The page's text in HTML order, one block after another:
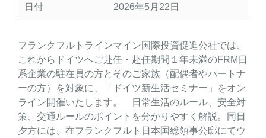
日付 2026年5月22日
フランクフルトラインマイン国際投資促進公社では、
これからドイツへご赴任・赴任期間１年未満のFRM日
系企業の駐在員の方とそのご家族（配偶者やパートナ
ーの方）を対象に、「ドイツ新生活セミナー」をオン
ライン開催いたします。 日常生活のルール、安全対
策、交通ルールのポイントを分かりやすく解説。同日
夕方には、在フランクフルト日本国総領事公邸にてウ